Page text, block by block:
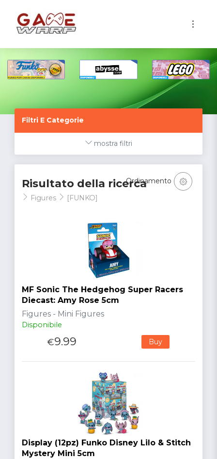
Filtri E Categorie
mostra filtri
Risultato della ricerca
Figures [FUNKO]
Ordinamento
MF Sonic The Hedgehog Super Racers
Diecast: Amy Rose 5cm
Figures - Mini Figures
Disponibile
€9.99 Buy
Display (12pz) Funko Disney Lilo & Stitch
Mystery Mini 5cm